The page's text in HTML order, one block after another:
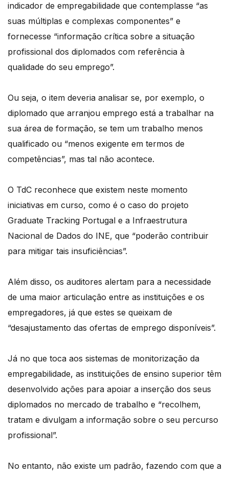
indicador de empregabilidade que contemplasse “as
suas múltiplas e complexas componentes” e
fornecesse “informação crítica sobre a situação
profissional dos diplomados com referência à
qualidade do seu emprego”.
Ou seja, o item deveria analisar se, por exemplo, o
diplomado que arranjou emprego está a trabalhar na
sua área de formação, se tem um trabalho menos
qualificado ou “menos exigente em termos de
competências”, mas tal não acontece.
O TdC reconhece que existem neste momento
iniciativas em curso, como é o caso do projeto
Graduate Tracking Portugal e a Infraestrutura
Nacional de Dados do INE, que “poderão contribuir
para mitigar tais insuficiências”.
Além disso, os auditores alertam para a necessidade
de uma maior articulação entre as instituições e os
empregadores, já que estes se queixam de
“desajustamento das ofertas de emprego disponíveis”.
Já no que toca aos sistemas de monitorização da
empregabilidade, as instituições de ensino superior têm
desenvolvido ações para apoiar a inserção dos seus
diplomados no mercado de trabalho e “recolhem,
tratam e divulgam a informação sobre o seu percurso
profissional”.
No entanto, não existe um padrão, fazendo com que a